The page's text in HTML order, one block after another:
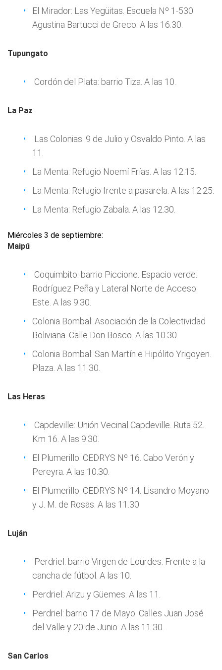
El Mirador: Las Yegüitas. Escuela Nº 1-530
Agustina Bartucci de Greco. A las 16.30.
Tupungato
Cordón del Plata: barrio Tiza. A las 10.
La Paz
Las Colonias: 9 de Julio y Osvaldo Pinto. A las
11.
La Menta: Refugio Noemí Frías. A las 12.15.
La Menta: Refugio frente a pasarela. A las 12.25.
La Menta: Refugio Zabala. A las 12.30.
Miércoles 3 de septiembre:
Maipú
Coquimbito: barrio Piccione. Espacio verde.
Rodríguez Peña y Lateral Norte de Acceso
Este. A las 9.30.
Colonia Bombal: Asociación de la Colectividad
Boliviana. Calle Don Bosco. A las 10.30.
Colonia Bombal: San Martín e Hipólito Yrigoyen.
Plaza. A las 11.30.
Las Heras
Capdeville: Unión Vecinal Capdeville. Ruta 52.
Km 16. A las 9.30.
El Plumerillo: CEDRYS Nº 16. Cabo Verón y
Pereyra. A las 10.30.
El Plumerillo: CEDRYS Nº 14. Lisandro Moyano
y J. M. de Rosas. A las 11.30
Luján
Perdriel: barrio Virgen de Lourdes. Frente a la
cancha de fútbol. A las 10.
Perdriel: Arizu y Güemes. A las 11.
Perdriel: barrio 17 de Mayo. Calles Juan José
del Valle y 20 de Junio. A las 11.30.
San Carlos